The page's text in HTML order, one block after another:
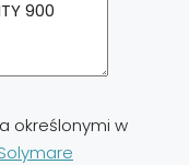
określonymi w